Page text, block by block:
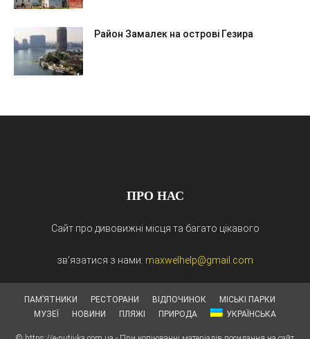
Район Замалек на острові Гезира
ПРО НАС
Сайт про дивовижні місця та багато цікавого
зв'язатися з нами: maxwelhelp@gmail.com
ПАМ’ЯТНИКИ РЕСТОРАНИ ВІДПОЧИНОК
МІСЬКІ ПАРКИ
МУЗЕЇ
НОВИНИ ПЛЯЖІ ПРИРОДА УКРАЇНСЬКА